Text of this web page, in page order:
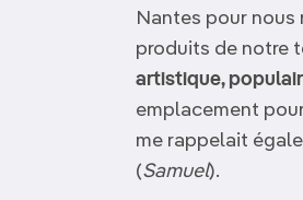
Nantes pour
produits de notre
artistique,
emplacement
me rappelait
(Samuel).